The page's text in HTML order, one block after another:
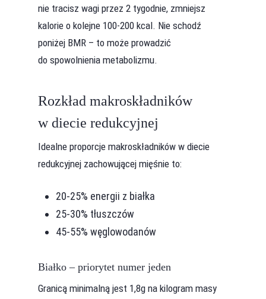
nie tracisz wagi przez 2 tygodnie, zmniejsz
kalorie o kolejne 100-200 kcal. Nie schodź
poniżej BMR – to może prowadzić
do spowolnienia metabolizmu.
Rozkład makroskładników
w diecie redukcyjnej
Idealne proporcje makroskładników w diecie
redukcyjnej zachowującej mięśnie to:
20-25% energii z białka
25-30% tłuszczów
45-55% węglowodanów
Białko – priorytet numer jeden
Granicą minimalną jest 1,8g na kilogram masy